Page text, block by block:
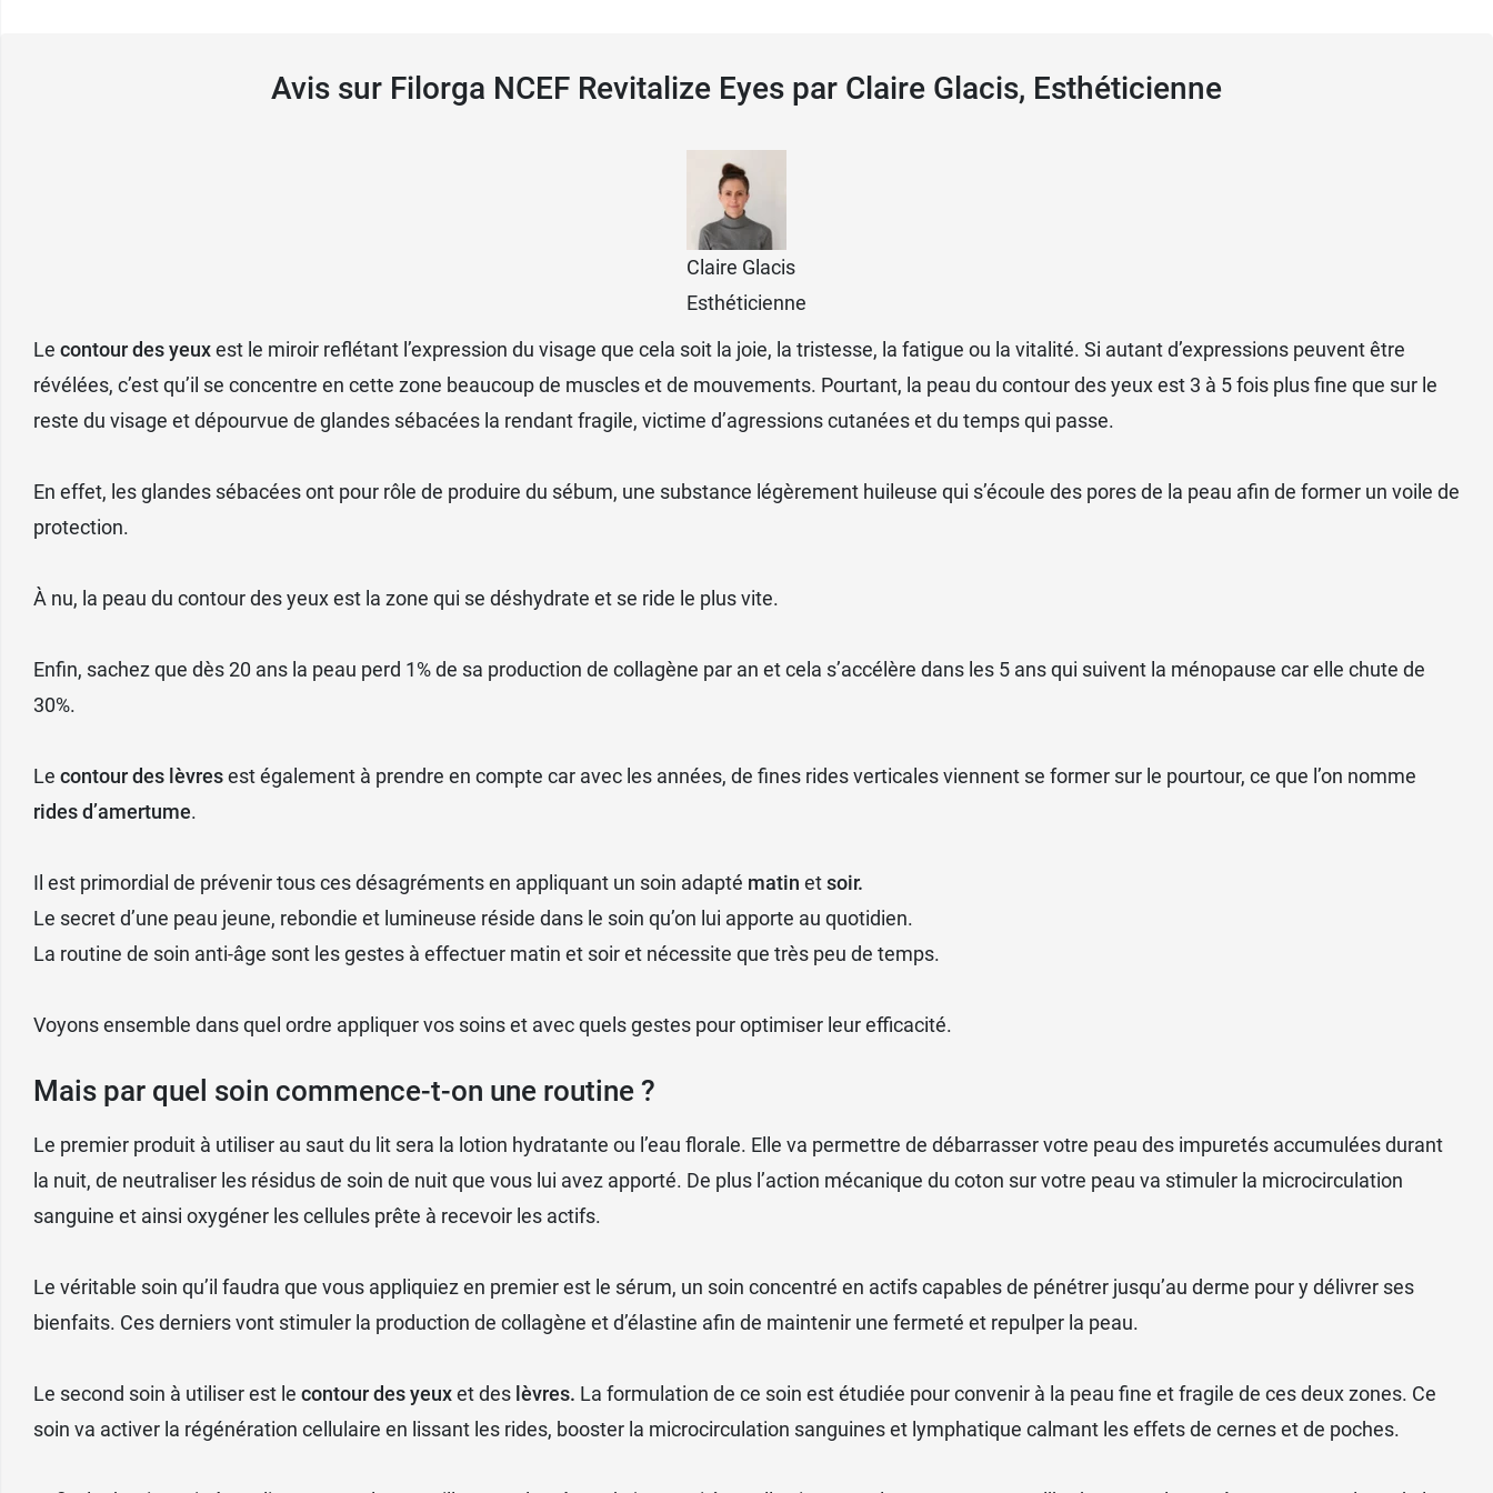
Avis sur Filorga NCEF Revitalize Eyes par Claire Glacis, Esthéticienne
Claire Glacis
Esthéticienne
Le contour des yeuxest le miroir reflétant l’expression du visage que cela soit la joie, la tristesse, la fatigue ou la vitalité. Si autant d’expressions peuvent être
révélées, c’est qu’il se concentre en cette zone beaucoup de muscles et de mouvements. Pourtant, la peau du contour des yeux est 3 à 5 fois plus fine que sur le
reste du visage et dépourvue de glandes sébacées la rendant fragile, victime d’agressions cutanées et du temps qui passe.
En effet, les glandes sébacées ont pour rôle de produire du sébum, une substance légèrement huileuse qui s’écoule des pores de la peau afin de former un voile de
protection.
À nu, la peau du contour des yeux est la zone qui se déshydrate et se ride le plus vite.
Enfin, sachez que dès 20 ans la peau perd 1% de sa production de collagène par an et cela s’accélère dans les 5 ans qui suivent la ménopause car elle chute de
30%.
Le contour des lèvresest également à prendre en compte car avec les années, de fines rides verticales viennent se former sur le pourtour, ce que l’on nomme
rides d’amertume.
Il est primordial de prévenir tous ces désagréments en appliquant un soin adapté matin etsoir.
Le secret d’une peau jeune, rebondie et lumineuse réside dans le soin qu’on lui apporte au quotidien.
La routine de soin anti-âge sont les gestes à effectuer matin et soir et nécessite que très peu de temps.
Voyons ensemble dans quel ordre appliquer vos soins et avec quels gestes pour optimiser leur efficacité.
Mais par quel soin commence-t-on une routine ?
Le premier produit à utiliser au saut du lit sera la lotion hydratante ou l’eau florale. Elle va permettre de débarrasser votre peau des impuretés accumulées durant
la nuit, de neutraliser les résidus de soin de nuit que vous lui avez apporté. De plus l’action mécanique du coton sur votre peau va stimuler la microcirculation
sanguine et ainsi oxygéner les cellules prête à recevoir les actifs.
Le véritable soin qu’il faudra que vous appliquiez en premier est le sérum, un soin concentré en actifs capables de pénétrer jusqu’au derme pour y délivrer ses
bienfaits. Ces derniers vont stimuler la production de collagène et d’élastine afin de maintenir une fermeté et repulper la peau.
Le second soin à utiliser est le contour des yeuxet des lèvres. La formulation de ce soin est étudiée pour convenir à la peau fine et fragile de ces deux zones. Ce
soin va activer la régénération cellulaire en lissant les rides, booster la microcirculation sanguines et lymphatique calmant les effets de cerneset de poches.